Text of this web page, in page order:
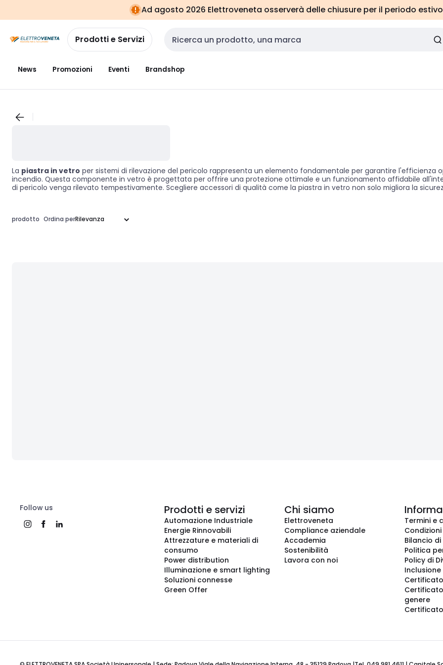
navigazionealla
pagina
Ad agosto 2026 Elettroveneta osserverà delle chiusure per il periodo
Prodotti e Servizi Cerca input
News Promozioni Eventi Brandshop
La piastra in vetro per sistemi di rilevazione del pericolo rappresenta un elemento fondamentale per garantire l'efficienza
incendio. Questa componente in vetro è progettata per offrire una protezione ottimale e un funzionamento affidabile
di pericolo venga rilevato tempestivamente. Scegliere accessori di qualità come la piastra in vetro non solo migliora la
prodotto Ordina per
Follow us Prodotti e servizi
Automazione Industriale
Energie Rinnovabili
Attrezzature e materiali di
consumo
Power distribution
Illuminazione e smart lighting
Soluzioni connesse
Green Offer
Chi siamo
Elettroveneta
Compliance aziendale
Accademia
Sostenibilità
Lavora con noi
Termini e
Bilancio
Politica
Policy di
Inclusione
genere
Certificato